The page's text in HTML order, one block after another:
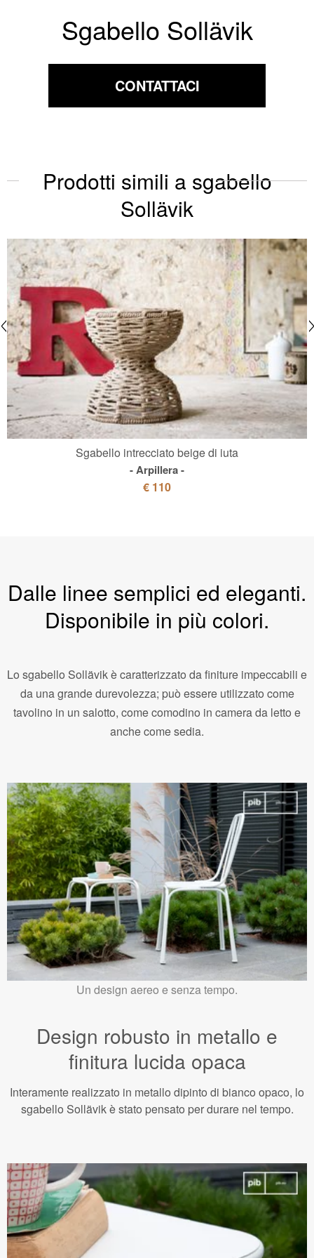
Sgabello Sollävik
CONTATTACI
Prodotti simili a sgabello
Sollävik
Sgabello intrecciato beige di iuta
Arpillera
€ 110
Dalle linee semplici ed eleganti.
Disponibile in più colori.
Lo sgabello Sollävik è caratterizzato da finiture impeccabili e
da una grande durevolezza; può essere utilizzato come
tavolino in un salotto, come comodino in camera da letto e
anche come sedia.
Un design aereo e senza tempo.
Design robusto in metallo e
finitura lucida opaca
Interamente realizzato in metallo dipinto di bianco opaco, lo
sgabello Sollävik è stato pensato per durare nel tempo.